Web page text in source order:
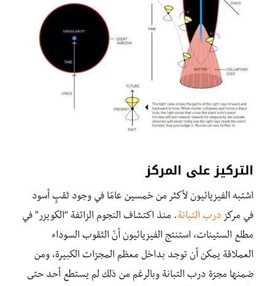
التركيز على المركز
اشتبه الفيزيائيون لأكثر من خمسين عامًا في وجود ثقبٍ أسود
في مركزدرب التبانة. منذ اكتشاف النجوم الزائفة “الكويزر” في
مطلع الستينات، استنتج الفيزيائيون أنّ الثقوب السوداء
العملاقة يمكن أن توجد بداخل معظم المجرّات الكبيرة، ومن
ضمنها مجرّة درب التبانة وبالرغم من ذلك لم يستطع أحد حتى